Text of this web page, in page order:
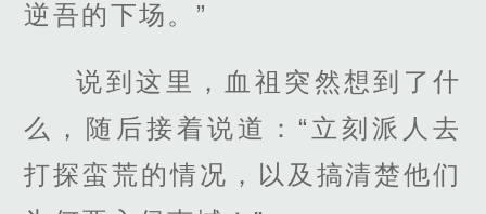
逆吾的下场。”
说到这里，血祖突然想到了什
么，随后接着说道：“立刻派人去
打探蛮荒的情况，以及搞清楚他们